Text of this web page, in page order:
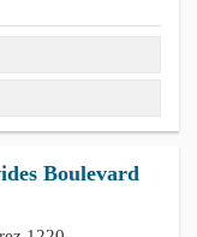
Boulevard